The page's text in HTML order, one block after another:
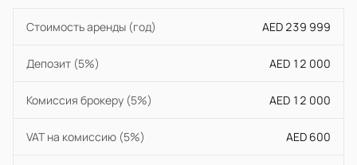
Стоимость аренды (год) AED 239 999
Депозит (5%) AED 12 000
Комиссия брокеру (5%) AED 12 000
VAT на комиссию (5%) AED 600